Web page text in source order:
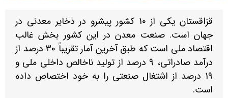
قزاقستان یکی از 10 کشور پیشرو در ذخایر معدنی در
جهان است. صنعت معدن در این کشور بخش غالب
اقتصاد ملی است که طبق آخرین آمار تقریباً 30 درصد از
درآمد صادراتی، 9 درصد از تولید ناخالص داخلی ملی و
19 درصد از اشتغال صنعتی را به خود اختصاص داده
است.